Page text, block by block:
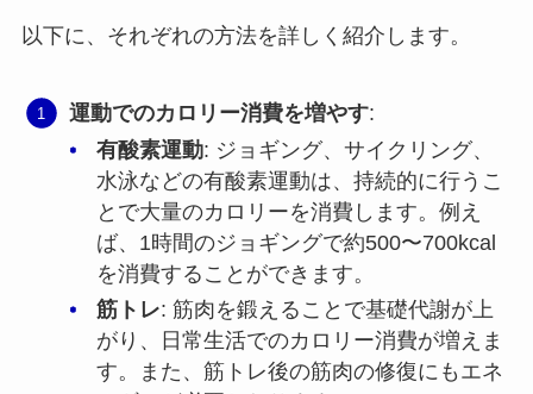
以下に、それぞれの方法を詳しく紹介します。
運動でのカロリー消費を増やす:
有酸素運動: ジョギング、サイクリング、
水泳などの有酸素運動は、持続的に行うこ
とで大量のカロリーを消費します。例え
ば、1時間のジョギングで約500〜700kcal
を消費することができます。
筋トレ: 筋肉を鍛えることで基礎代謝が上
がり、日常生活でのカロリー消費が増えま
す。また、筋トレ後の筋肉の修復にもエネ